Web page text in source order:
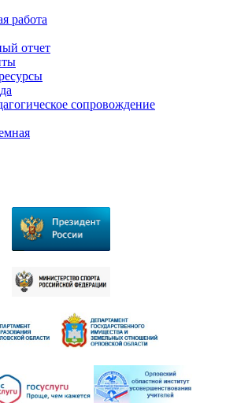
работа
отчет
сопровождение